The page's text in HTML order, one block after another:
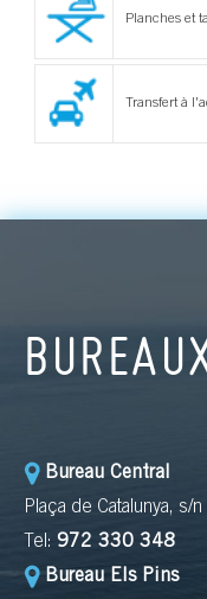
Planches et
Transfert à
Bureau Central
Plaça de Catalunya, s/n
Tel: 972 330 348
Bureau Els Pins